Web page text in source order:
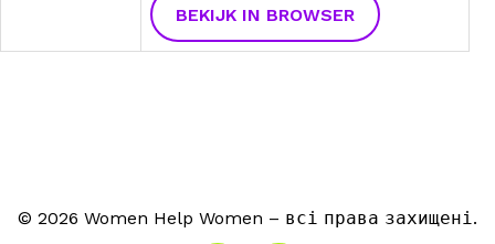
BEKIJK IN BROWSER
© 2026 Women Help Women – всі права захищені.